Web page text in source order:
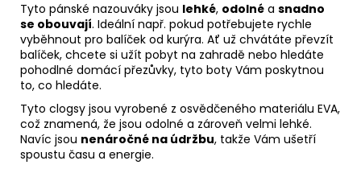
Tyto pánské nazouváky jsou lehké, odolné a snadno
se obouvají. Ideální např. pokud potřebujete rychle
vyběhnout pro balíček od kurýra. Ať už chvátáte převzít
balíček, chcete si užít pobyt na zahradě nebo hledáte
pohodlné domácí přezůvky, tyto boty Vám poskytnou
to, co hledáte.
Tyto clogsy jsou vyrobené z osvědčeného materiálu EVA,
což znamená, že jsou odolné a zároveň velmi lehké.
Navíc jsou nenáročné na údržbu, takže Vám ušetří
spoustu času a energie.